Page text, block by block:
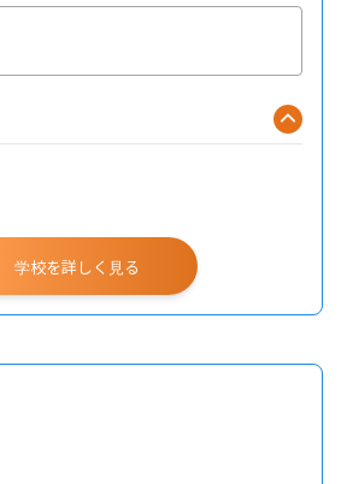
学校を詳しく見る